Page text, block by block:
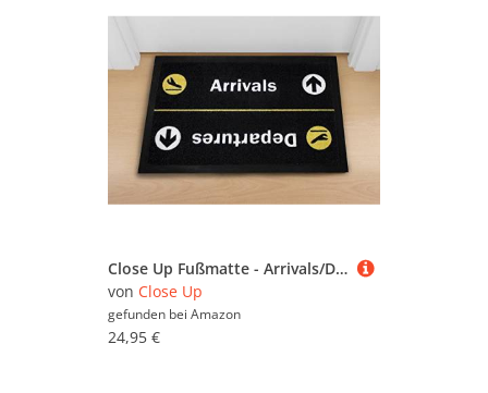
Close Up Fußmatte - Arrivals/Departures - waschbare Türmatte (40 x 60 cm) - Schwarz gelb
von Close Up
gefunden bei Amazon
24,95 €